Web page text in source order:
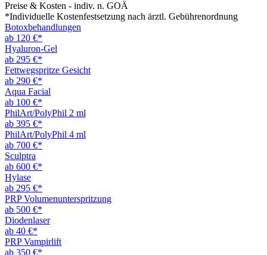
Preise & Kosten - indiv. n. GOÄ
*Individuelle Kostenfestsetzung nach ärztl. Gebührenordnung
Botoxbehandlungen
ab 120 €*
Hyaluron-Gel
ab 295 €*
Fettwegspritze Gesicht
ab 290 €*
Aqua Facial
ab 100 €*
PhilArt/PolyPhil 2 ml
ab 395 €*
PhilArt/PolyPhil 4 ml
ab 700 €*
Sculptra
ab 600 €*
Hylase
ab 295 €*
PRP Volumenunterspritzung
ab 500 €*
Diodenlaser
ab 40 €*
PRP Vampirlift
ab 350 €*